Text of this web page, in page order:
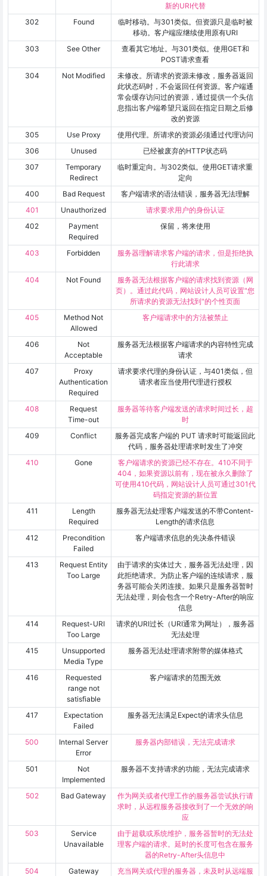
新的URI代替
302
Found
临时移动。与301类似。但资源只是临时被
移动。客户端应继续使用原有URI
303
See Other
查看其它地址。与301类似。使用GET和
POST请求查看
304
Not Modified
未修改。所请求的资源未修改，服务器返回
此状态码时，不会返回任何资源。客户端通
常会缓存访问过的资源，通过提供一个头信
息指出客户端希望只返回在指定日期之后修
改的资源
305
Use Proxy
使用代理。所请求的资源必须通过代理访问
306
Unused
已经被废弃的HTTP状态码
307
Temporary
Redirect
临时重定向。与302类似。使用GET请求重
定向
400
Bad Request
客户端请求的语法错误，服务器无法理解
401
Unauthorized
请求要求用户的身份认证
402
Payment
Required
保留，将来使用
403 Forbidden
服务器理解请求客户端的请求，但是拒绝执
行此请求
404
Not Found
服务器无法根据客户端的请求找到资源（网
页）。通过此代码，网站设计人员可设置"您
所请求的资源无法找到"的个性页面
405
Method Not
Allowed
客户端请求中的方法被禁止
406
Not
Acceptable
服务器无法根据客户端请求的内容特性完成
请求
407
Proxy
Authentication
Required
请求要求代理的身份认证，与401类似，但
请求者应当使用代理进行授权
408
Request
Time-out
服务器等待客户端发送的请求时间过长，超
时
409
Conflict
服务器完成客户端的 PUT 请求时可能返回此
代码，服务器处理请求时发生了冲突
410
Gone
客户端请求的资源已经不存在。410不同于
404，如果资源以前有，现在被永久删除了
可使用410代码，网站设计人员可通过301代
码指定资源的新位置
411
Length
Required
服务器无法处理客户端发送的不带Content-
Length的请求信息
412
Precondition
Failed
客户端请求信息的先决条件错误
413
Request Entity
Too Large
由于请求的实体过大，服务器无法处理，因
此拒绝请求。为防止客户端的连续请求，服
务器可能会关闭连接。如果只是服务器暂时
无法处理，则会包含一个Retry-After的响应
信息
414
Request-URI
Too Large
请求的URI过长（URI通常为网址），服务器
无法处理
415
Unsupported
Media Type
服务器无法处理请求附带的媒体格式
416
Requested
range not
satisfiable
客户端请求的范围无效
417
Expectation
Failed
服务器无法满足Expect的请求头信息
500
Internal Server
Error
服务器内部错误，无法完成请求
501
Not
Implemented
服务器不支持请求的功能，无法完成请求
502 Bad Gateway
作为网关或者代理工作的服务器尝试执行请
求时，从远程服务器接收到了一个无效的响
应
503
Service
Unavailable
由于超载或系统维护，服务器暂时的无法处
理客户端的请求。延时的长度可包含在服务
器的Retry-After头信息中
504
Gateway 充当网关或代理的服务器，未及时从远端服